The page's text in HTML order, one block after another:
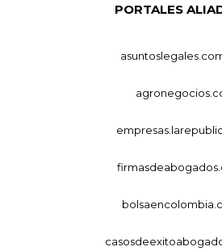
PORTALES